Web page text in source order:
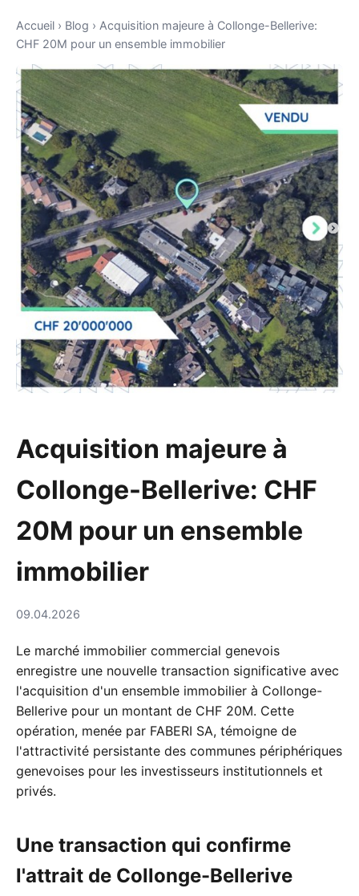
Accueil › Blog › Acquisition majeure à Collonge-Bellerive:
CHF 20M pour un ensemble immobilier
Acquisition majeure à
Collonge-Bellerive: CHF
20M pour un ensemble
immobilier
09.04.2026
Le marché immobilier commercial genevois
enregistre une nouvelle transaction significative avec
l'acquisition d'un ensemble immobilier à Collonge-
Bellerive pour un montant de CHF 20M. Cette
opération, menée par FABERI SA, témoigne de
l'attractivité persistante des communes périphériques
genevoises pour les investisseurs institutionnels et
privés.
Une transaction qui confirme
l'attrait de Collonge-Bellerive